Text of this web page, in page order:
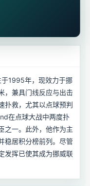
1995年，现效力于挪
，兼具门线反应与出击
扑救，尤其以点球预判
在点球大战中两度扑
之一。此外，他作为主
稳居积分榜前列。尽管
发挥已使其成为挪威联